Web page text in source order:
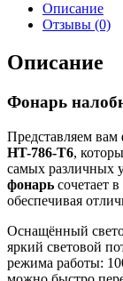
Описание
Отзывы (0)
Описание
Фонарь
Представляем вам
HT-786-T6,
самых различных
фонарь сочетает
обеспечивая
Оснащённый
яркий световой
режима работы: